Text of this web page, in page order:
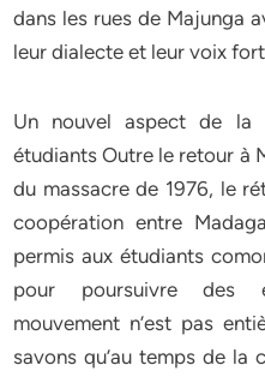
dans les rues de Majunga
leur dialecte et leur voix
Un nouvel aspect de la
étudiants Outre le retour à
du massacre de 1976, le
coopération entre
permis aux étudiants
pour poursuivre des
mouvement n’est pas
savons qu’au temps de la